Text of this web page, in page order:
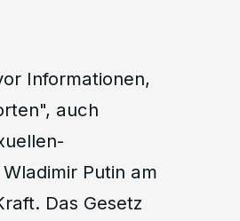
Informationen,
auch
Putin am
Das Gesetz